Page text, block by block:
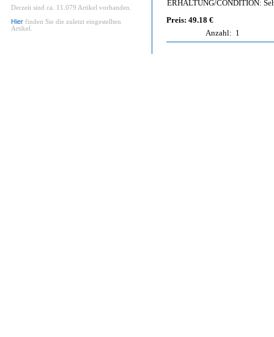
Derzeit sind ca. 11.079 Artikel vorhanden.
Hier finden Sie die zuletzt eingestellten
Artikel.
ERHALTUNG/CONDITION:
Preis: 49.18 €
Anzahl: 1